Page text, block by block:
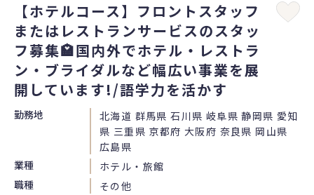
【ホテルコース】フロントスタッフ
またはレストランサービスのスタッ
フ募集🏩国内外でホテル・レストラ
ン・ブライダルなど幅広い事業を展
開しています!/語学力を活かす
勤務地
北海道 群馬県 石川県 岐阜県 静岡県 愛知
県 三重県 京都府 大阪府 奈良県 岡山県
広島県
業種
ホテル・旅館
職種
その他